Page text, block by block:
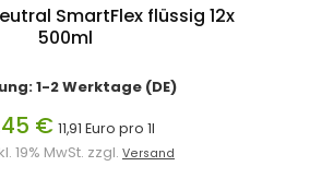
SmartFlex flüssig 12x
500ml
1-2 Werktage (DE)
€ 11,91 Euro pro 1l
19% MwSt. zzgl. Versand